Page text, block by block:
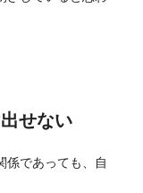
せない
係であっても、自